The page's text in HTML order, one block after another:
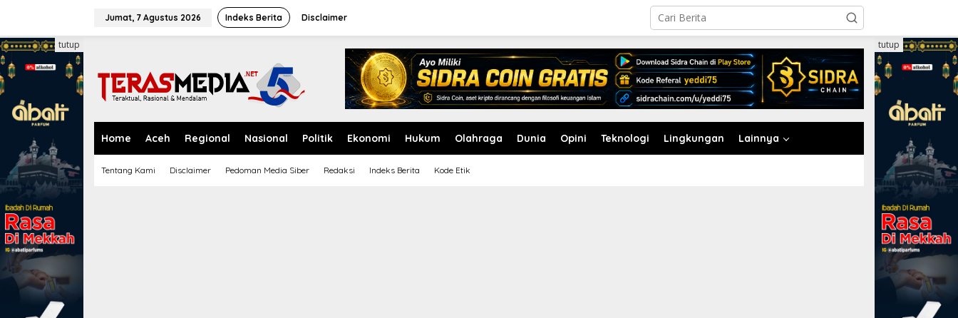
a
t
i
k
e
Jumat, 7 Agustus 2026 Indeks Berita Disclaimer
Home Aceh Regional Nasional Politik Ekonomi Hukum Olahraga Dunia Opini Teknologi Lingkungan Lainnya
Tentang Kami Disclaimer Pedoman Media Siber Redaksi Indeks Berita Kode Etik
tutup tutup